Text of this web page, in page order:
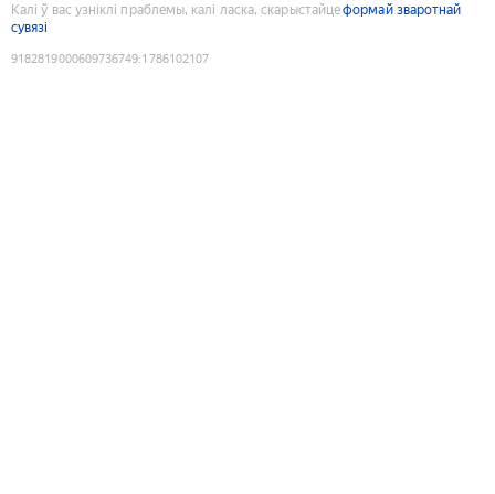
Калі ў вас узніклі праблемы, калі ласка, скарыстайцеформай зваротнай
сувязі
9182819000609736749:1786102107